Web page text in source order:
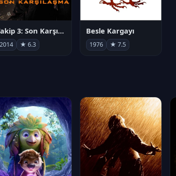
Takip 3: Son Karşılaşma
2014 ★ 6.3
Besle Kargayı
1976 ★ 7.5